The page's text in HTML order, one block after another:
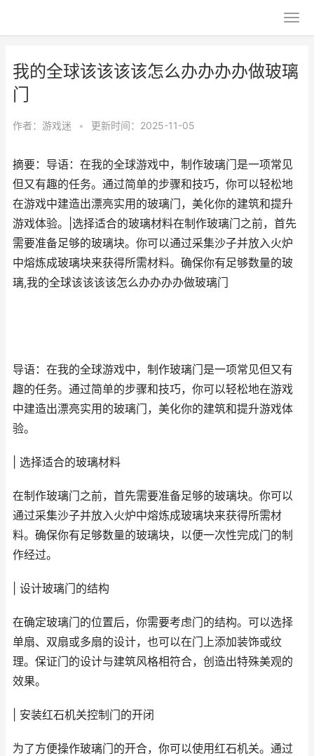
我的全球该该该该怎么办办办办做玻璃
门
作者： 游戏迷 • 更新时间：2025-11-05
摘要：导语：在我的全球游戏中，制作玻璃门是一项常见
但又有趣的任务。通过简单的步骤和技巧，你可以轻松地
在游戏中建造出漂亮实用的玻璃门，美化你的建筑和提升
游戏体验。|选择适合的玻璃材料在制作玻璃门之前，首先
需要准备足够的玻璃块。你可以通过采集沙子并放入火炉
中熔炼成玻璃块来获得所需材料。确保你有足够数量的玻
璃,我的全球该该该该怎么办办办办做玻璃门
导语：在我的全球游戏中，制作玻璃门是一项常见但又有
趣的任务。通过简单的步骤和技巧，你可以轻松地在游戏
中建造出漂亮实用的玻璃门，美化你的建筑和提升游戏体
验。
| 选择适合的玻璃材料
在制作玻璃门之前，首先需要准备足够的玻璃块。你可以
通过采集沙子并放入火炉中熔炼成玻璃块来获得所需材
料。确保你有足够数量的玻璃块，以便一次性完成门的制
作经过。
| 设计玻璃门的结构
在确定玻璃门的位置后，你需要考虑门的结构。可以选择
单扇、双扇或多扇的设计，也可以在门上添加装饰或纹
理。保证门的设计与建筑风格相符合，创造出特殊美观的
效果。
| 安装红石机关控制门的开闭
为了方便操作玻璃门的开合，你可以使用红石机关。通过